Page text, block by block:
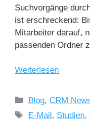
Suchvorgänge
ist erschreckend:
Mitarbeiter darauf,
passenden Ordner
Weiterlesen
Blog, CRM
E-Mail, Studien,